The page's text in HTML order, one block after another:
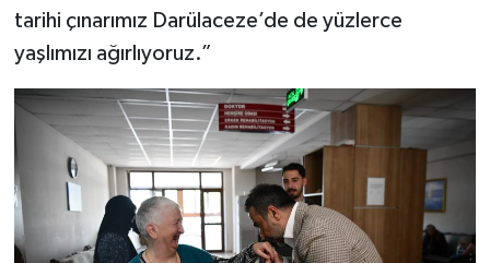
tarihi çınarımız Darülaceze’de de yüzlerce
yaşlımızı ağırlıyoruz.”